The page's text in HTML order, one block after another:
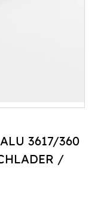
3617/360
/